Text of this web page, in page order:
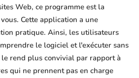
Web, ce programme est la
Cette application a une
pratique. Ainsi, les utilisateurs
le logiciel et l'exécuter sans
rend plus convivial par rapport à
qui ne prennent pas en charge